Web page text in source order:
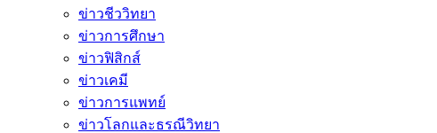
ข่าวชีววิทยา
ข่าวการศึกษา
ข่าวฟิสิกส์
ข่าวเคมี
ข่าวการแพทย์
ข่าวโลกและธรณีวิทยา